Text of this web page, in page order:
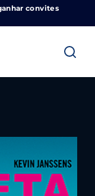
convites
Acontece